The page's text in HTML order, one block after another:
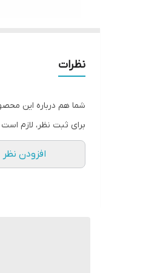
نظرات
شما هم درباره این
برای ثبت نظر، لازم
افزودن نظر